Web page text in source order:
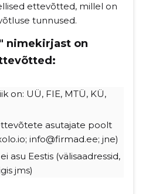
ettevõtted, millel on
tunnused.
nimekirjast on
on: UÜ, FIE, MTÜ, KÜ,
asutajate poolt
info@firmad.ee; jne)
asu Eestis (välisaadressid,
jms)